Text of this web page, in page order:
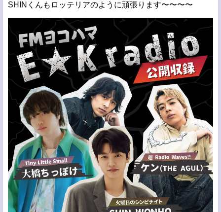
SHINくんもロッテリアのように頑張ります〜〜〜〜